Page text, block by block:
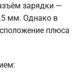
зарядки —
мм. Однако в
плюса